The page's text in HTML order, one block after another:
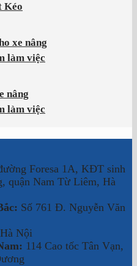
Kéo
xe nâng
làm việc
nâng
làm việc
Foresa 1A, KĐT sinh
quận Nam Từ Liêm, Hà
Số 761 Đ. Nguyễn Văn
Nội
114 Cao tốc Tân Vạn,